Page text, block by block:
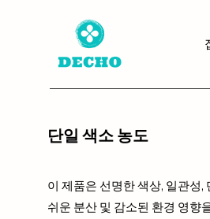
단일 색소 농도
이 제품은 선명한 색상, 일관성,
쉬운 분산 및 감소된 환경 영향